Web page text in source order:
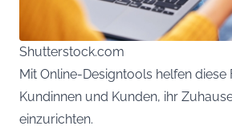
Shutterstock.com
Mit Online-Designtools helfen diese
Kundinnen und Kunden, ihr
einzurichten.